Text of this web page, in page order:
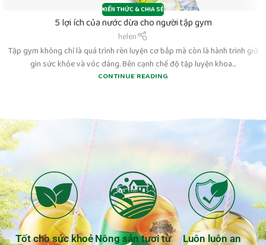
KIẾN THỨC & CHIA SẺ
5 lợi ích của nước dừa cho người tập gym
helen
Tập gym không chỉ là quá trình rèn luyện cơ bắp mà còn là hành trình giữ
gìn sức khỏe và vóc dáng. Bên cạnh chế độ tập luyện khoa...
CONTINUE READING
Tốt cho sức khoẻ Nông sản tươi từ
Luôn luôn an